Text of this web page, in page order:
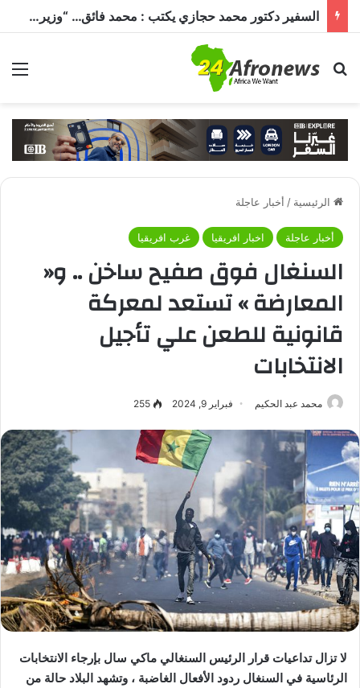
السفير دكتور محمد حجازي يكتب : محمد فائق… “وزير إفريقيا” الذي حمل رسالة القاهرة إلى القارة السمراء
بحث عن
الرئيسية / أخبار عاجلة
أخبار عاجلة اخبار افريقيا غرب افريقيا
السنغال فوق صفيح ساخن .. و«
المعارضة » تستعد لمعركة
قانونية للطعن علي تأجيل
الانتخابات
محمد عبد الحكيم فبراير 9, 2024 255
لا تزال تداعيات قرار الرئيس السنغالي ماكي سال بإرجاء الانتخابات
الرئاسية في السنغال ردود الأفعال الغاضبة ، وتشهد البلاد حالة من